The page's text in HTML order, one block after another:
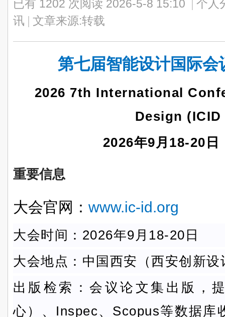
已有 1202 次阅读 2026-5-8 15:10
个人
讯
文章来源:转载
第七届智能设计国际会
2026 7th International
Design (ICID
2026年9月18-20日
重要信息
大会官网： www.ic-id.org
大会时间：2026年9月18-20日
大会地点：中国西安（西安创新设
出版检索：会议论文集出版，
心）、Inspec、Scopus等数据库